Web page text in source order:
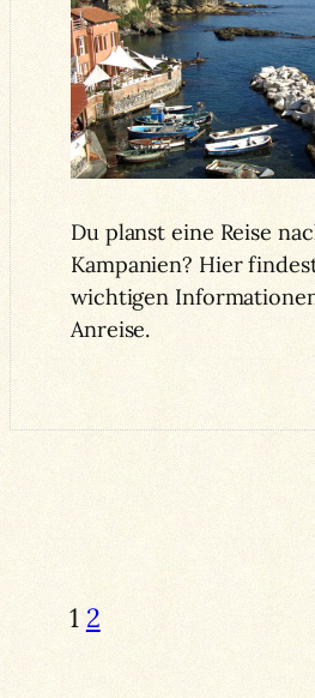
Du planst eine Reise
Kampanien? Hier
wichtigen
Anreise.
1 2